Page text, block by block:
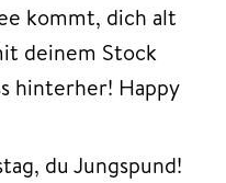
kommt, dich alt
deinem Stock
hinterher! Happy
du Jungspund!